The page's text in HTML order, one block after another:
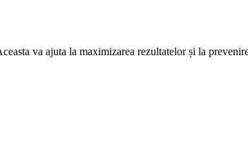
va ajuta la maximizarea rezultatelor și la